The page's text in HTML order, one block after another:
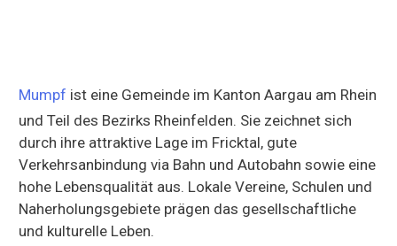
Mumpf ist eine Gemeinde im Kanton Aargau am Rhein
und Teil des Bezirks Rheinfelden. Sie zeichnet sich
durch ihre attraktive Lage im Fricktal, gute
Verkehrsanbindung via Bahn und Autobahn sowie eine
hohe Lebensqualität aus. Lokale Vereine, Schulen und
Naherholungsgebiete prägen das gesellschaftliche
und kulturelle Leben.